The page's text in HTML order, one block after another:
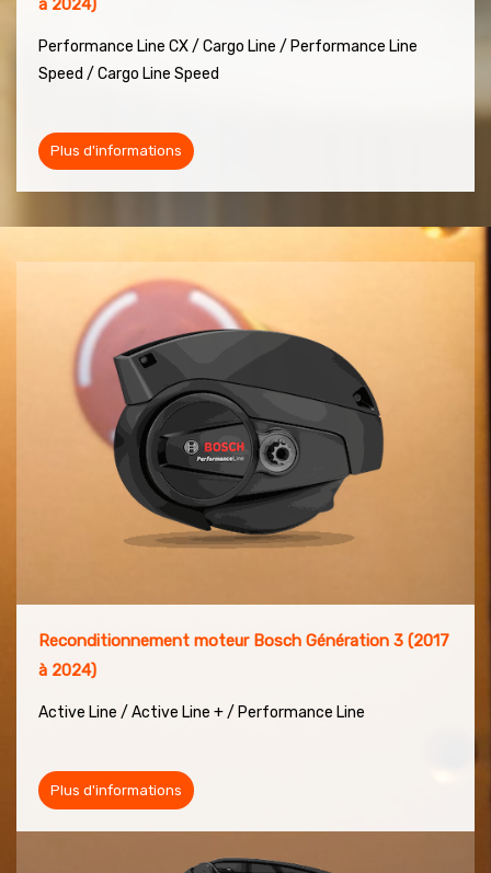
à 2024)
Performance Line CX / Cargo Line / Performance Line
Speed / Cargo Line Speed
Plus d'informations
Reconditionnement moteur Bosch Génération 3 (2017
à 2024)
Active Line / Active Line + / Performance Line
Plus d'informations